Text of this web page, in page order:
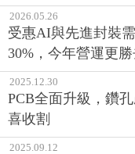
2026.05.26
受惠AI與先進封裝
30%，今年營運更
2025.12.30
PCB全面升級，鑽
喜收割
2025.09.12